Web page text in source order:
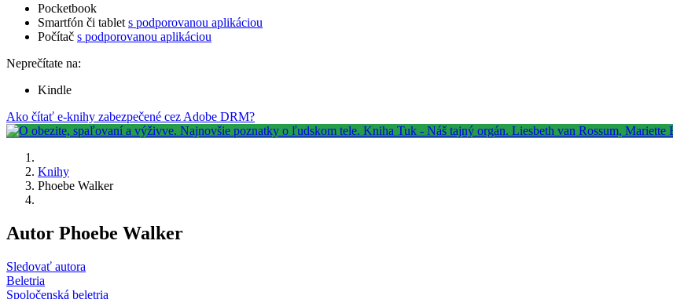
Pocketbook
Smartfón či tablet s podporovanou aplikáciou
Počítač s podporovanou aplikáciou
Neprečítate na:
Kindle
Ako čítať e-knihy zabezpečené cez Adobe DRM?
Knihy
Phoebe Walker
Autor Phoebe Walker
Sledovať autora
Beletria
Spoločenská beletria